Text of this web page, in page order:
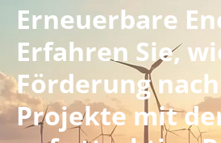
Erneuerbare
Erfahren Sie,
Förderung
Projekte mit